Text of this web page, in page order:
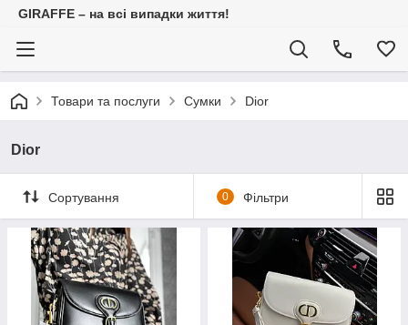
GIRAFFE – на всі випадки життя!
Товари та послуги Сумки Dior
Dior
Сортування 0 Фільтри